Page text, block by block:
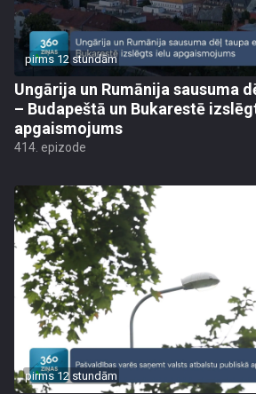
pirms 12 stundām
Ungārija un Rumānija sausuma
– Budapeštā un Bukarestē
apgaismojums
414. epizode
pirms 12 stundām